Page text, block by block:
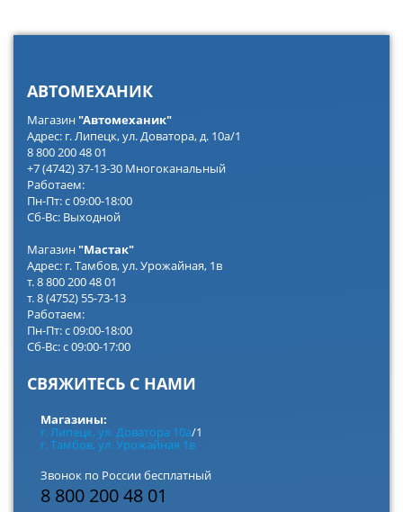
АВТОМЕХАНИК
Магазин"Автомеханик"
Адрес: г. Липецк, ул. Доватора, д. 10а/1
8 800 200 48 01
+7 (4742) 37-13-30 Многоканальный
Работаем:
Пн-Пт: с 09:00-18:00
Сб-Вс: Выходной
Магазин"Мастак"
Адрес: г. Тамбов, ул. Урожайная, 1в
т. 8 800 200 48 01
т. 8 (4752) 55-73-13
Работаем:
Пн-Пт: с 09:00-18:00
Сб-Вс: с 09:00-17:00
СВЯЖИТЕСЬ С НАМИ
Магазины:
г. Липецк, ул. Доватора 10а/1
г. Тамбов, ул. Урожайная 1в
Звонок по России бесплатный
8 800 200 48 01